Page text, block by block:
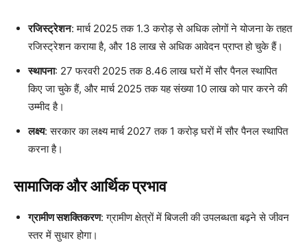
रजिस्ट्रेशन: मार्च 2025 तक 1.3 करोड़ से अधिक लोगों ने योजना के तहत
रजिस्ट्रेशन कराया है, और 18 लाख से अधिक आवेदन प्राप्त हो चुके हैं।
स्थापना: 27 फरवरी 2025 तक 8.46 लाख घरों में सौर पैनल स्थापित
किए जा चुके हैं, और मार्च 2025 तक यह संख्या 10 लाख को पार करने की
उम्मीद है।
लक्ष्य: सरकार का लक्ष्य मार्च 2027 तक 1 करोड़ घरों में सौर पैनल स्थापित
करना है।
सामाजिक और आर्थिक प्रभाव
ग्रामीण सशक्तिकरण: ग्रामीण क्षेत्रों में बिजली की उपलब्धता बढ़ने से जीवन
स्तर में सुधार होगा।